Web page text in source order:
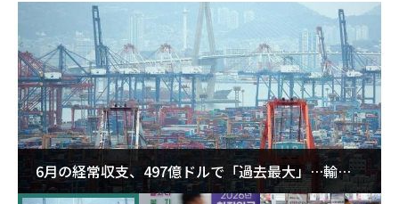
6月の経常収支、497億ドルで「過去最大」…輸出